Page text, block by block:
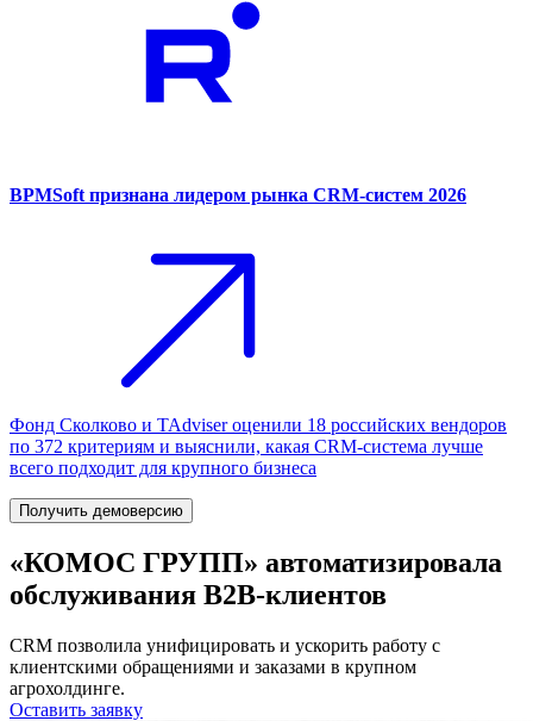
BPMSoft признана лидером рынка CRM-систем 2026
Фонд Сколково и TAdviser оценили 18 российских вендоров
по 372 критериям и выяснили, какая CRM-система лучше
всего подходит для крупного бизнеса
Получить демоверсию
«КОМОС ГРУПП» автоматизировала
обслуживания B2B-клиентов
CRM позволила унифицировать и ускорить работу с
клиентскими обращениями и заказами в крупном
агрохолдинге.
Оставить заявку